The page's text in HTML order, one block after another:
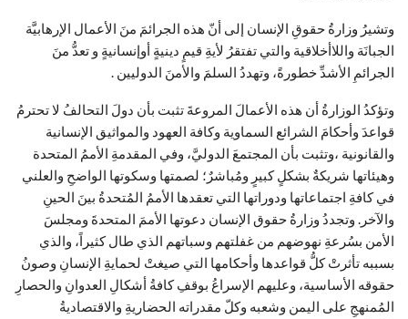
وتشيرُ وزارةُ حقوقِ الإنسان إلى أنّ هذه الجرائمَ منَ الأعمال الإرهابيَّة
الجبانَة واللاأخلاقية والتي تفتقرُ لأيةِ قيمٍ دينيةٍ أوإنسانيةٍ و تعدُّ منَ
الجرائمِ الأشدِّ خطورةً، وتهددُ السلمَ والأمنَ الدوليين .
وتؤكدُ الوزارةُ أن هذه الأعمالَ المروعةَ تثبت بأن دولَ التحالفُ لا تحترمُ
قواعدَ وأحكامَ الشرائع السماوية وكافة العهود والمواثيق الإنسانية
والقانونية ،وتثبت بأن المجتمعَ الدوليَّ، وفي المقدمةِ الأممُ المتحدة
وهيئاتها شريكةٌ بشكلٍ كبيرٍ ومُباشرٌ؛ لصمتها وسكوتها الواضحِ والعلني
في كافةِ اجتماعاتها ودوراتها التي تعقدها الأممُ المُتحدةُ بينَ الحينِ
والآخر. وتجددُ وزارةُ حقوق الإنسان دعوتها الأممَ المتحدةَ ومجلسَ
الأمن بسُرعةِ نهوضهم من غفلتهم وسباتهم الذي طال كثيراً، والذي
بسببه تأثرتْ كلُّ قواعدها وأحكامها التي صيغتْ لحمايةِ الإنسانِ وصونُ
حقوقه الأساسية، وعليهم الإسراعُ بوقفِ كافةُ أشكالِ العدوانِ والحصارِ
المُمنهجِ على اليمن وشعبه وكلّ مقدراته الحضاريةِ والاقتصاديةُ